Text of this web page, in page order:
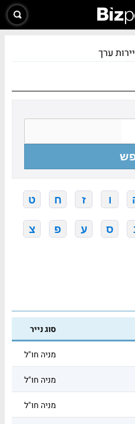
ערך
ו ז ח ט
ס ע פ צ
סוג נייר
מניה חו"ל
מניה חו"ל
מניה חו"ל